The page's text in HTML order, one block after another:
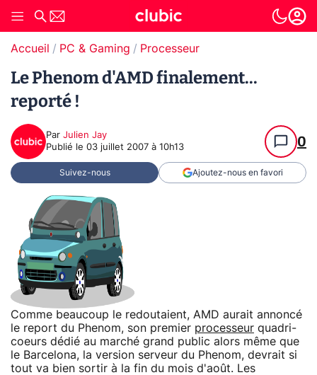
Accueil PC & Gaming Processeur
Le Phenom d'AMD finalement...
reporté !
Par Julien Jay
Publié le 03 juillet 2007 à 10h13 0
Suivez-nous Ajoutez-nous en favori
Comme beaucoup le redoutaient, AMD aurait annoncé
le report du Phenom, son premier processeur quadri-
coeurs dédié au marché grand public alors même que
le Barcelona, la version serveur du Phenom, devrait si
tout va bien sortir à la fin du mois d'août. Les